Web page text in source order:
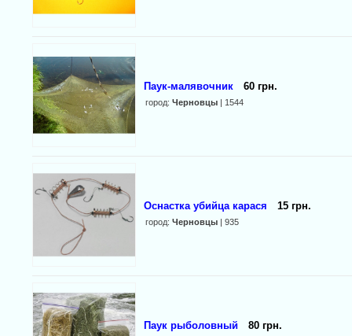
Паук-малявочник 60 грн.
город: Черновцы| 1544
Оснастка убийца карася 15 грн.
город: Черновцы| 935
Паук рыболовный 80 грн.